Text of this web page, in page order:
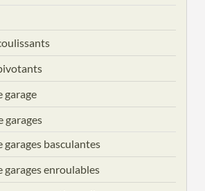
garage
garages
garages basculantes
garages enroulables